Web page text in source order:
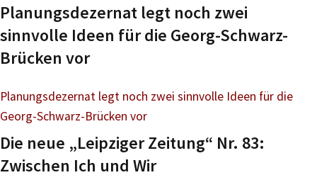
Planungsdezernat legt noch zwei
sinnvolle Ideen für die Georg-Schwarz-
Brücken vor
Planungsdezernat legt noch zwei sinnvolle Ideen für die
Georg-Schwarz-Brücken vor
Die neue „Leipziger Zeitung“ Nr. 83:
Zwischen Ich und Wir